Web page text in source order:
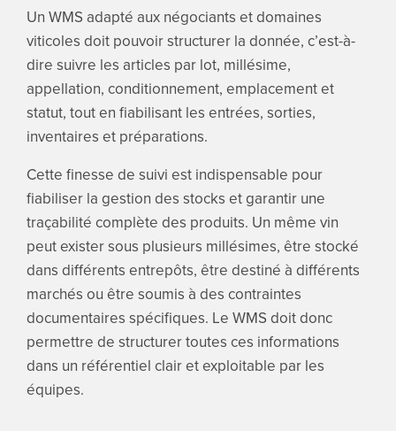
Un WMS adapté aux négociants et domaines
viticoles doit pouvoir structurer la donnée, c’est-à-
dire suivre les articles par lot, millésime,
appellation, conditionnement, emplacement et
statut, tout en fiabilisant les entrées, sorties,
inventaires et préparations.
Cette finesse de suivi est indispensable pour
fiabiliser la gestion des stocks et garantir une
traçabilité complète des produits. Un même vin
peut exister sous plusieurs millésimes, être stocké
dans différents entrepôts, être destiné à différents
marchés ou être soumis à des contraintes
documentaires spécifiques. Le WMS doit donc
permettre de structurer toutes ces informations
dans un référentiel clair et exploitable par les
équipes.